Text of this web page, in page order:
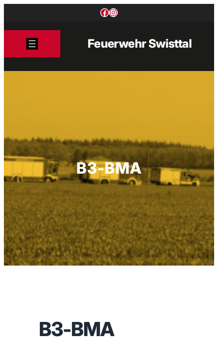
Facebook
Instagram
Feuerwehr Swisttal
B3-BMA
B3-BMA